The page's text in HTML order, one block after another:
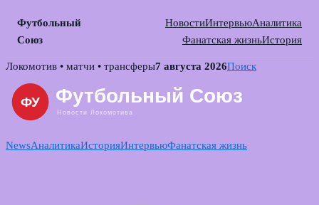
Футбольный
Союз
НовостиИнтервьюАналитика
Фанатская жизньИстория
Skip
content
Локомотив • матчи • трансферы7 августа 2026Поиск
NewsАналитикаИсторияИнтервьюФанатская жизнь